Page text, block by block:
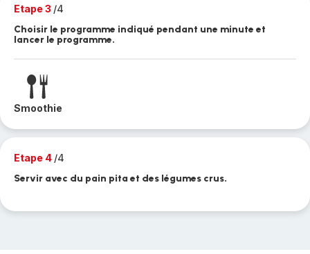
Etape 3 /4
Choisir le programme indiqué pendant une minute et
lancer le programme.
Smoothie
Etape 4 /4
Servir avec du pain pita et des légumes crus.